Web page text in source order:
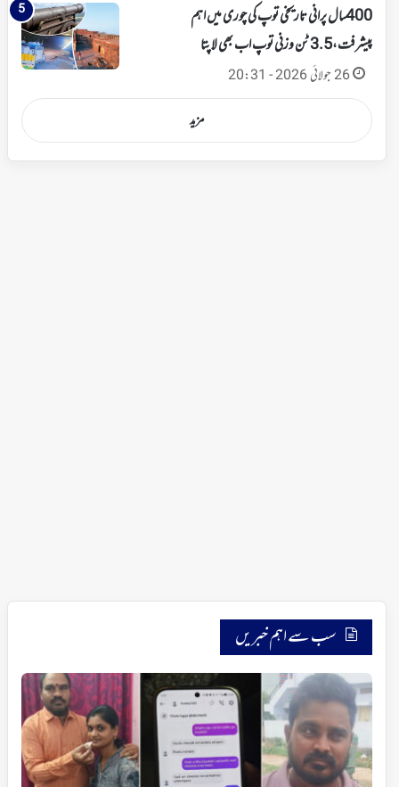
400 سال پرانی تاریخی توپ کی چوری میں اہم
پیشرفت،3.5 ٹن وزنی توپ اب بھی لاپتا
26 جولائی 2026 - 20:31
مزید
سب سے اہم خبریں